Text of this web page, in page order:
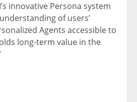
innovative Persona system
of users’
Agents accessible to
long-term value in the